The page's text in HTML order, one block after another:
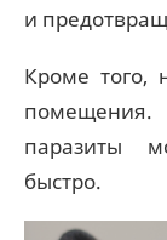
и
Кроме того,
помещения.
паразиты
быстро.